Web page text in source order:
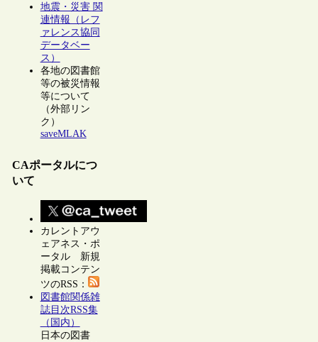
地震・災害 関
連情報（レフ
ァレンス協同
データベー
ス）
各地の図書館
等の被災情報
等について
（外部リン
ク）
saveMLAK
CAポータルにつ
いて
カレントアウ
ェアネス・ポ
ータル 新規
掲載コンテン
ツのRSS：
図書館関係雑
誌目次RSS集
（国内）
日本の図書